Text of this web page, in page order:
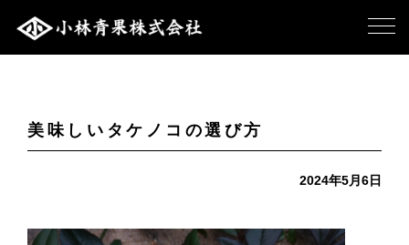
美味しいタケノコの選び方
2024年5月6日